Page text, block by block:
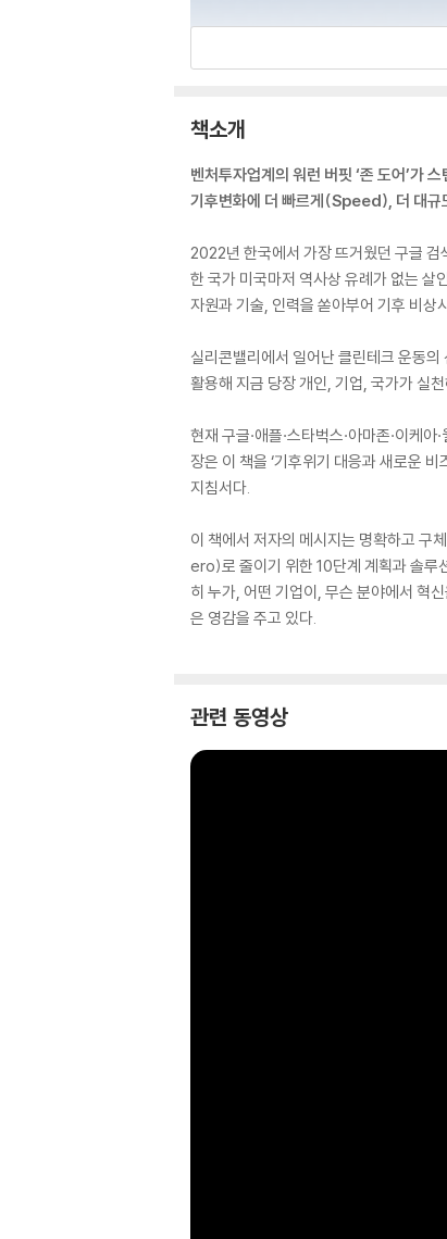
책소개
벤처투자업계의 워런 버핏 ‘존 도어’가
기후변화에 더 빠르게(Speed), 더 대
2022년 한국에서 가장 뜨거웠던 구글 검
한 국가 미국마저 역사상 유례가 없는 살
자원과 기술, 인력을 쏟아부어 기후 비상
실리콘밸리에서 일어난 클린테크 운동
활용해 지금 당장 개인, 기업, 국가가 실
현재 구글·애플·스타벅스·아마존·이케
장은 이 책을 ‘기후위기 대응과 새로운
지침서다.
이 책에서 저자의 메시지는 명확하고 구
ero)로 줄이기 위한 10단계 계획과 솔루
히 누가, 어떤 기업이, 무슨 분야에서 혁
은 영감을 주고 있다.
관련 동영상